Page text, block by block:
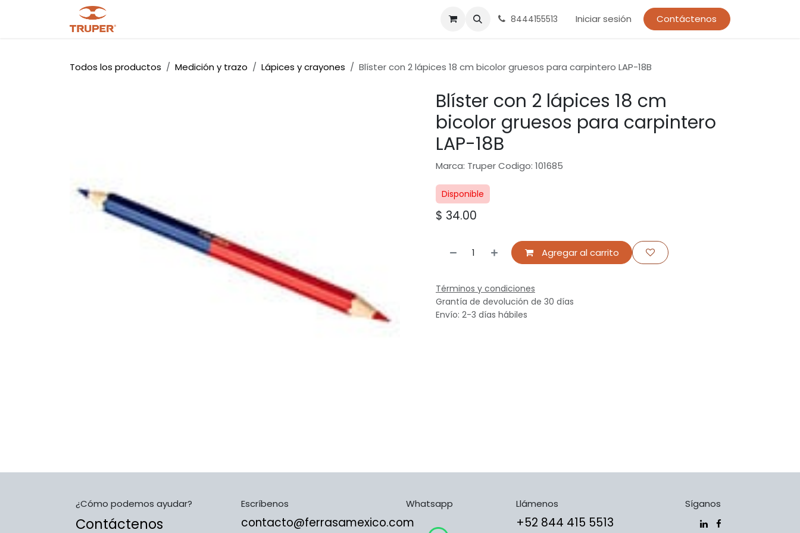
8444155513 Iniciar sesión Contáctenos
Todos los productos Medición y trazo Lápices y crayones Blíster con 2 lápices 18 cm bicolor gruesos para carpintero LAP-18B
Blíster con 2 lápices 18 cm
bicolor gruesos para carpintero
LAP-18B
Marca: Truper Codigo: 101685
Disponible
$ 34.00
Agregar al carrito
Términos y condiciones
Grantía de devolución de 30 días
Envío: 2-3 días hábiles
Síganos
¿Cómo podemos ayudar?
Contáctenos
Llámenos
​​​​​​​​​​​​+5​2​ ​8​4​4​ ​4​1​5​ 5​5​1​3​​​​​​​​​​​​​​
Escríbenos
contacto@ferrasamexico.com
Whatsapp